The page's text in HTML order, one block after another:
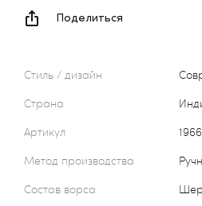
Стиль / дизайн
Страна
Артикул
Метод производства
Состав ворса
Поделиться